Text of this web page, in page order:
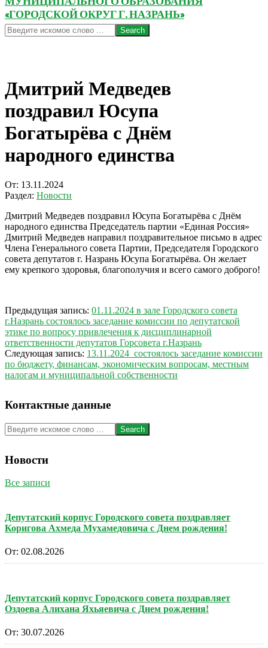
«ГОРОДСКОЙ ОКРУГ Г. НАЗРАНЬ»
Search
Дмитрий Медведев
поздравил Юсупа
Богатырёва с Днём
народного единства
От: 13.11.2024
Раздел: Новости
Дмитрий Медведев поздравил Юсупа Богатырёва с Днём
народного единства Председатель партии «Единая Россия»
Дмитрий Медведев направил поздравительное письмо в адрес
Члена Генерального совета Партии, Председателя Городского
совета депутатов г. Назрань Юсупа Богатырёва. Он желает
ему крепкого здоровья, благополучия и всего самого доброго!
2024-
11-
13
Предыдущая запись: 01.11.2024 в зале Городского совета
г.Назрань состоялось заседание комиссии по депутатской
этике по вопросу привлечения к дисциплинарной
ответственности депутатов Горсовета г.Назрань
Следующая запись: 13.11.2024 состоялось заседание комиссии
по бюджету, финансам, экономическим вопросам, местным
налогам и муниципальной собственности
Контактные данные
Search
Новости
Все записи
Депутатский корпус Городского совета поздравляет
Коригова Ахмеда Мухамедовича с Днем рождения!
От: 02.08.2026
Депутатский корпус Городского совета поздравляет
Оздоева Алихана Яхьяевича с Днем рождения!
От: 30.07.2026